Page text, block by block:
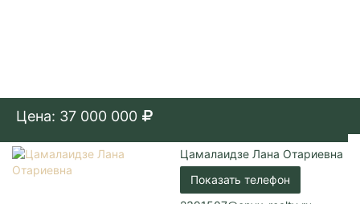
Цена: 37 000 000
Цамалаидзе Лана Отариевна
Показать телефон